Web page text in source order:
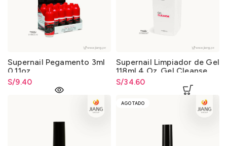
Supernail Pegamento 3ml
0.11oz
S/9.40
Supernail Limpiador de Gel
118ml 4 Oz. Gel Cleanse
S/34.60
AGOTADO